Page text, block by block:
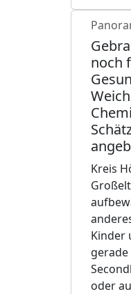
noch
Kreis
Kinder
oder